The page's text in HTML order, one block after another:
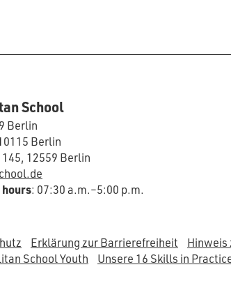
School
Berlin
Berlin
12559 Berlin
hours: 07:30 a.m.–5:00 p.m.
Erklärung zur Barrierefreiheit Hinweis
School Youth
Unsere 16 Skills in